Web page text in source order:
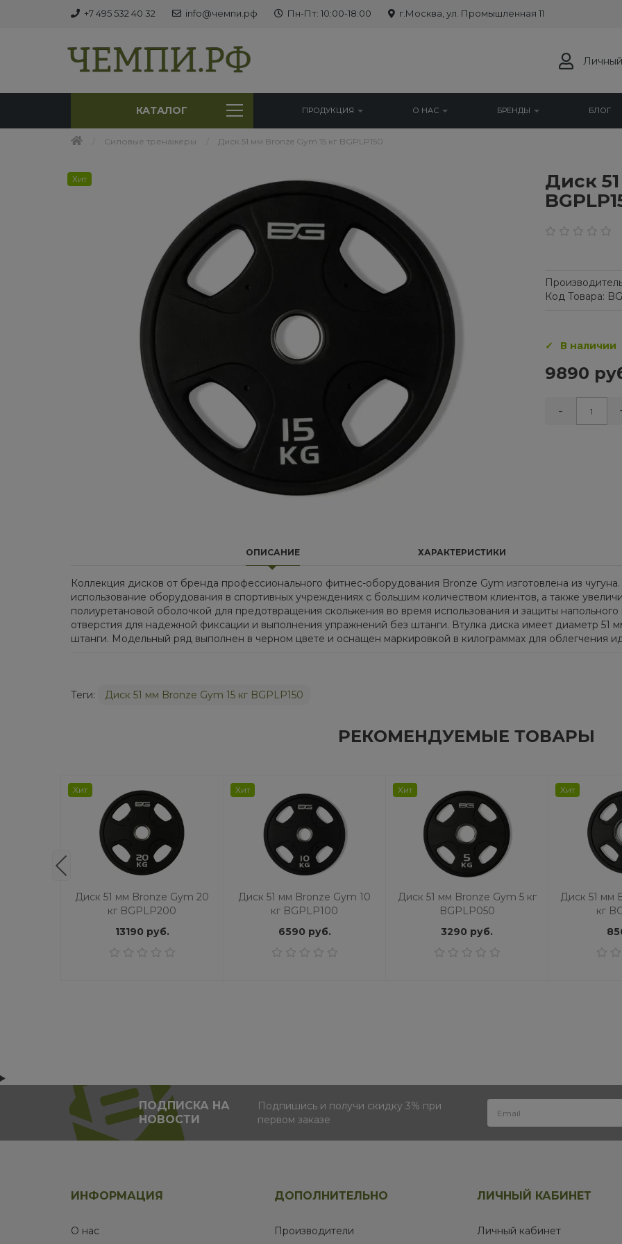
+7 495 532 40 32 info@чемпи.рф Пн-Пт: 10:00-18:00 г.Москва, ул. Промышленная 11
КАТАЛОГ ПРОДУКЦИЯ О НАС БРЕНДЫ БЛОГ
Силовые тренажеры Диск 51 мм Bronze Gym 15 кг BGPLP150
Хит
Диск
Код Товара:
В наличии
9890
-
ОПИСАНИЕ ХАРАКТЕРИСТИКИ
Коллекция дисков от бренда профессионального фитнес-оборудования Bronze Gym изготовлена из
использование оборудования в спортивных учреждениях с большим количеством клиентов, а также
полиуретановой оболочкой для предотвращения скольжения во время использования и защиты
отверстия для надежной фиксации и выполнения упражнений без штанги. Втулка диска имеет диаметр 51
штанги. Модельный ряд выполнен в черном цвете и оснащен маркировкой в килограммах для облегчения
Теги: Диск 51 мм Bronze Gym 15 кг BGPLP150
РЕКОМЕНДУЕМЫЕ ТОВАРЫ
Хит
Диск 51 мм Bronze Gym 20
кг BGPLP200
13190 руб.
Хит
Диск 51 мм Bronze Gym 10
кг BGPLP100
6590 руб.
Хит
Диск 51 мм Bronze Gym 5 кг
BGPLP050
3290 руб.
Хит
Диск 51 мм
кг
ПОДПИСКА НА
НОВОСТИ
Подпишись и получи скидку 3% при
первом заказе
ИНФОРМАЦИЯ
О нас
ДОПОЛНИТЕЛЬНО
Производители
ЛИЧНЫЙ КАБИНЕТ
Личный кабинет